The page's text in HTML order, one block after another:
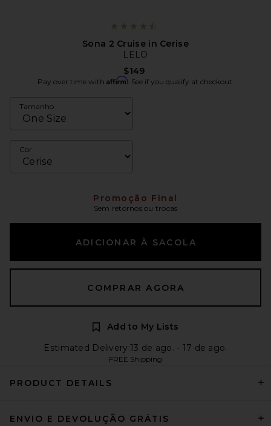
Sona 2 Cruise in Cerise
LELO
$149
Pay over time with Affirm. See if you qualify at checkout.
Tamanho
Cor
Promoção Final
Sem retornos ou trocas
ADICIONAR À SACOLA
COMPRAR AGORA
Add to My Lists
Estimated Delivery:13 de ago. - 17 de ago.
FREE Shipping
PRODUCT DETAILS
ENVIO E DEVOLUÇÃO GRÁTIS